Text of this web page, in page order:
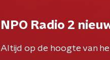
NPO Radio 2
Altijd op de hoogte van